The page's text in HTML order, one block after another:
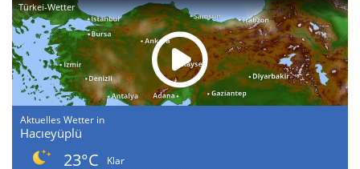
Türkei-Wetter
Aktuelles Wetter in
Hacıeyüplü
23°C
Klar